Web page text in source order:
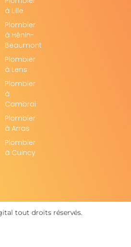
à Lille
Plombier
à Hénin-
Beaumont
Plombier
à Lens
Plombier
à
Cambrai
Plombier
à Arras
Plombier
à Cuincy
tout droits réservés.